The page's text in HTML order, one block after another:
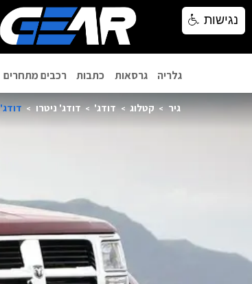
גלריה גרסאות כתבות רכבים מתחרים
גיר קטלוג דודג' דודג' ניטרו דודג'
נגישות
נגישות